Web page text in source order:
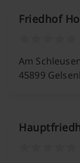
Friedhof
Am
45899